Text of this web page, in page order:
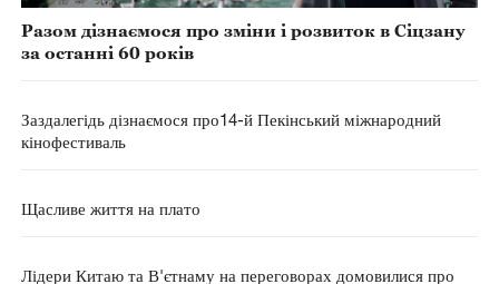
Разом дізнаємося про зміни і розвиток в Сіцзану
за останні 60 років
Заздалегідь дізнаємося про14-й Пекінський міжнародний
кінофестиваль
Щасливе життя на плато
Лідери Китаю та В'єтнаму на переговорах домовилися про